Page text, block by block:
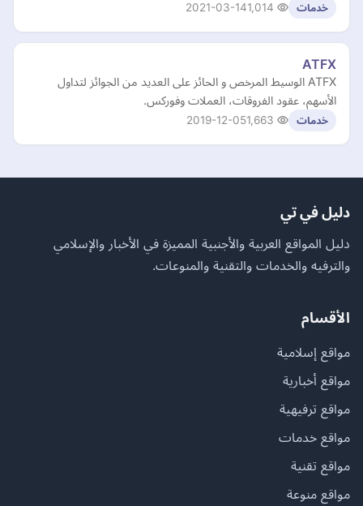
خدمات 2021-03-14
ATFX
ATFX الوسيط المرخص و الحائز على العديد من الجوائز لتداول
الأسهم، عقود الفروقات، العملات وفوركس.
خدمات 2019-12-05
دليل في تي
دليل المواقع العربية والأجنبية المميزة في الأخبار والإسلامي
والترفيه والخدمات والتقنية والمنوعات.
الأقسام
مواقع إسلامية
مواقع أخبارية
مواقع ترفيهية
مواقع خدمات
مواقع تقنية
مواقع منوعة